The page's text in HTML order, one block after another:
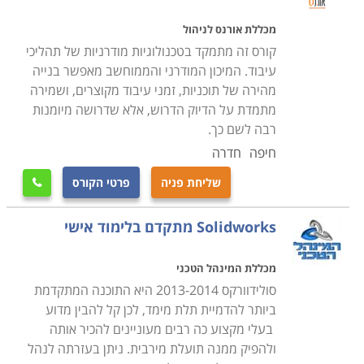
באופן שחוזר על עצמו עד שיווצר הבור. כפי שאתם יכולים
לשים לב בהליך זה נדרשת עבודה ידנית רבה על מנת
לקדוח בור אחד. בכל שלב מהליך הקדיחה מפעיל המכונה
נדרש לעשות פעולה ידנית, דבר מתיש המסרבל מאוד את
העבודה. פה נכנס המקום של ה-CNC המאפשר להעביר
את ההתמחות מפעולות ביצועיות לפעולות תכנוניות, כך
שניתן יהיה לתכנת את המכונה בצורה מדויקת, ולהותיר לה
לעשות את העבודה בעצמה. למעשה, הפעולה הידנית
שעושה מפעיל מכונת הקידוח תתבצע באופן אוטומטי. חשוב
לציין כי הדבר אינו תקף רק למכונות קידוח אלא למכונות
רבות אחרות הלוקחות חלק בהליך ייצור.
ועיבוד שבבי הוא מקצוע העומד על יסודות הדיוק. לא ניתן
לבצע עבודות עיבוד שבבי ללא לימוד יסודי של כל הכלים
העומדים לרשות החרט, אופן הפעלתם והפונקציות השונות
שניתן לתפעל בעזרתם.
מכללת אורנס לניהול
קורס זה מתמקד בטכנולוגיות מודרניות של תהליכי
עיבוד. המיכון המודרני והממוחשב מאפשר בנייה
מהירה של תוכניות, זמני עיבוד מקוצרים, ושמירה
מתמדת על הדיוק הדרוש, אלא שדרושה מיומנות
רבה לשם כך.
חיפה חדרה
שליחת פניה פרטי הקורס 
Solidworks מתקדם בלימוד אישי
מכללת המינהל הטכני
סולידוורקס 2013-2014 היא התוכנה המתקדמת
ביותר להדמיית תלת מימד, לכן קל להבין מדוע
בעלי מקצוע כה רבים מעוניינים להכיר אותה
ולהפיק ממנה תועלת מירבית. ניתן בעזרתה לנהל